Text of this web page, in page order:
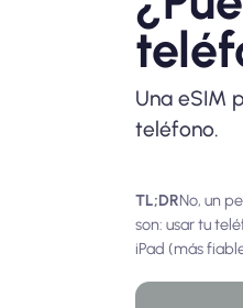
Una eSIM
teléfono.
TL;DRNo, un
son: usar tu
iPad (más